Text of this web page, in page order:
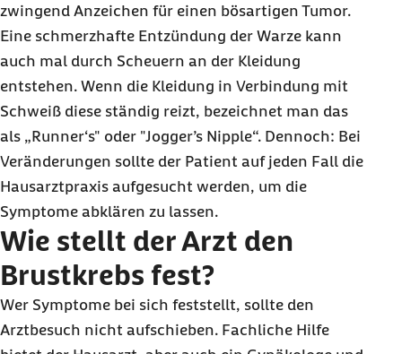
zwingend Anzeichen für einen bösartigen Tumor.
Eine schmerzhafte Entzündung der Warze kann
auch mal durch Scheuern an der Kleidung
entstehen. Wenn die Kleidung in Verbindung mit
Schweiß diese ständig reizt, bezeichnet man das
als „Runner‘s" oder "Jogger’s Nipple“. Dennoch: Bei
Veränderungen sollte der Patient auf jeden Fall die
Hausarztpraxis aufgesucht werden, um die
Symptome abklären zu lassen.
Wie stellt der Arzt den
Brustkrebs fest?
Wer Symptome bei sich feststellt, sollte den
Arztbesuch nicht aufschieben. Fachliche Hilfe